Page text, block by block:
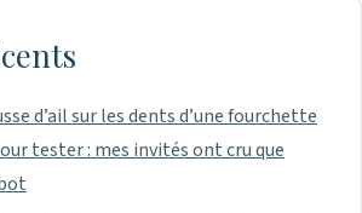
d’ail sur les dents d’une fourchette
tester : mes invités ont cru que